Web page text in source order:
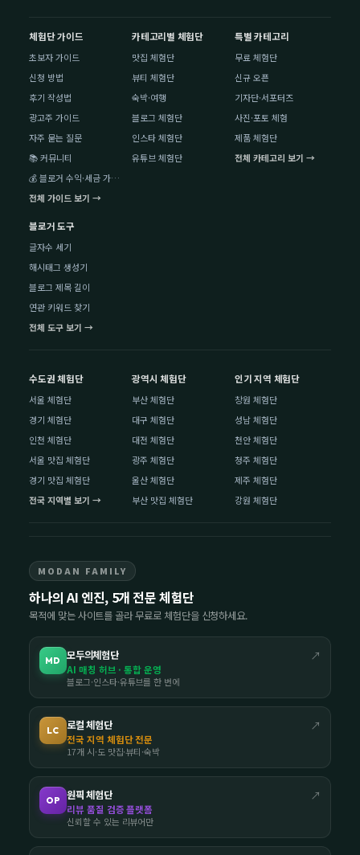
체험단 가이드
초보자 가이드
신청 방법
후기 작성법
광고주 가이드
자주 묻는 질문
📚 커뮤니티
💰 블로거 수익·세금 가이드
전체 가이드 보기 →
카테고리별 체험단
맛집 체험단
뷰티 체험단
숙박·여행
블로그 체험단
인스타 체험단
유튜브 체험단
특별 카테고리
무료 체험단
신규 오픈
기자단·서포터즈
사진·포토 체험
제품 체험단
전체 카테고리 보기 →
블로거 도구
글자수 세기
해시태그 생성기
블로그 제목 길이
연관 키워드 찾기
전체 도구 보기 →
수도권 체험단
서울 체험단
경기 체험단
인천 체험단
서울 맛집 체험단
경기 맛집 체험단
전국 지역별 보기 →
광역시 체험단
부산 체험단
대구 체험단
대전 체험단
광주 체험단
울산 체험단
부산 맛집 체험단
인기 지역 체험단
창원 체험단
성남 체험단
천안 체험단
청주 체험단
제주 체험단
강원 체험단
MODAN FAMILY
하나의 AI 엔진, 5개 전문 체험단
목적에 맞는 사이트를 골라 무료로 체험단을 신청하세요.
MD 모두의체험단 ↗
AI 매칭 허브 · 통합 운영
블로그·인스타·유튜브를 한 번에
LC 로컬 체험단 ↗
전국 지역 체험단 전문
17개 시·도 맛집·뷰티·숙박
OP 원픽 체험단 ↗
리뷰 품질 검증 플랫폼
신뢰할 수 있는 리뷰어만